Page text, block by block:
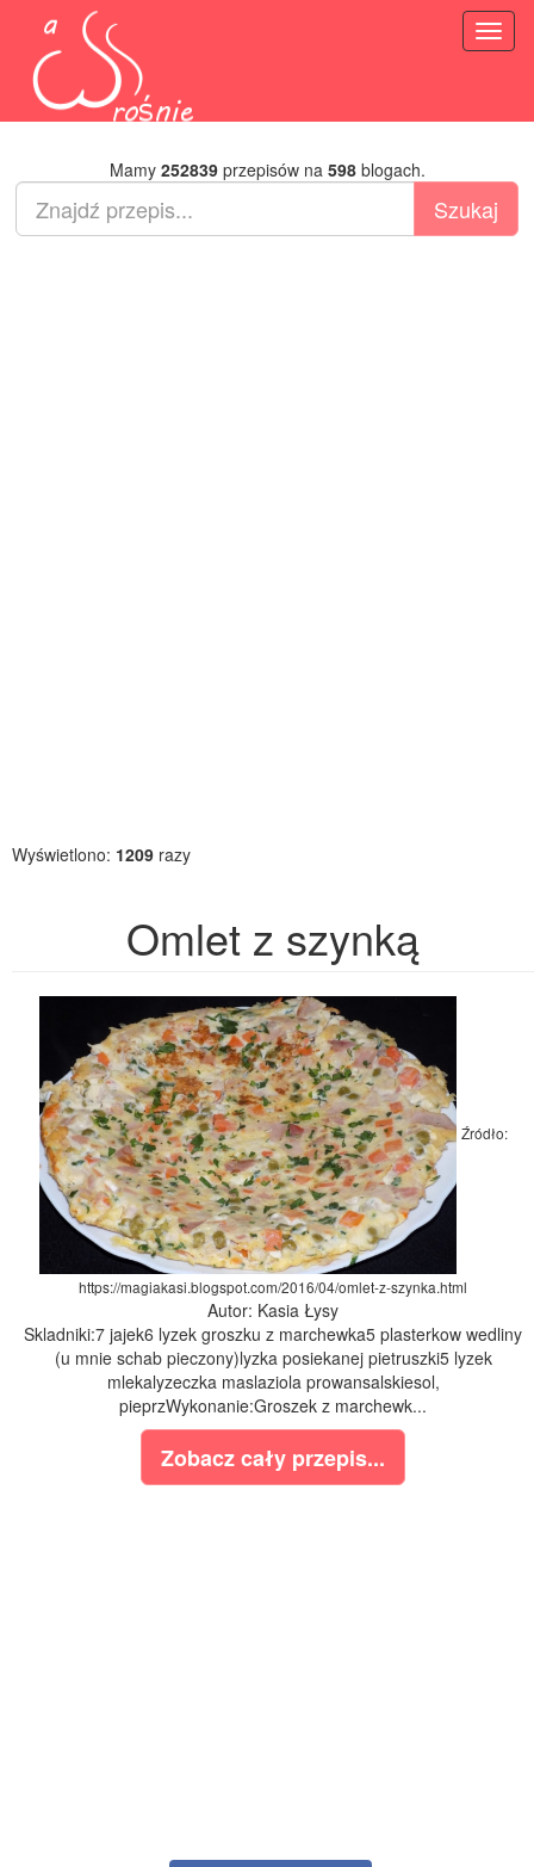
Mamy 252839przepisów na 598blogach.
Wyświetlono: 1209 razy
Omlet z szynką
Źródło:
https://magiakasi.blogspot.com/2016/04/omlet-z-szynka.html
Autor: Kasia Łysy
Skladniki:7 jajek6 lyzek groszku z marchewka5 plasterkow wedliny
(u mnie schab pieczony)lyzka posiekanej pietruszki5 lyzek
mlekalyzeczka maslaziola prowansalskiesol,
pieprzWykonanie:Groszek z marchewk...
Zobacz cały przepis...